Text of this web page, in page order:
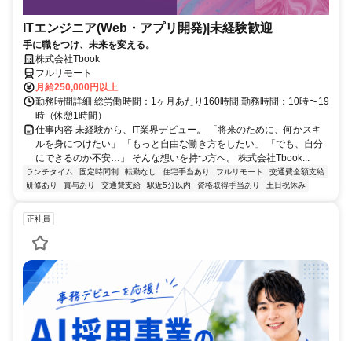
ITエンジニア(Web・アプリ開発)|未経験歓迎
手に職をつけ、未来を変える。
株式会社Tbook
フルリモート
月給250,000円以上
勤務時間詳細 総労働時間：1ヶ月あたり160時間 勤務時間：10時〜19
時（休憩1時間）
仕事内容 未経験から、IT業界デビュー。 「将来のために、何かスキ
ルを身につけたい」 「もっと自由な働き方をしたい」 「でも、自分
にできるのか不安…」 そんな想いを持つ方へ。 株式会社Tbook...
ランチタイム 固定時間制 転勤なし 住宅手当あり フルリモート
交通費全額支給
研修あり
賞与あり 交通費支給 駅近5分以内 資格取得手当あり 土日祝休み
正社員